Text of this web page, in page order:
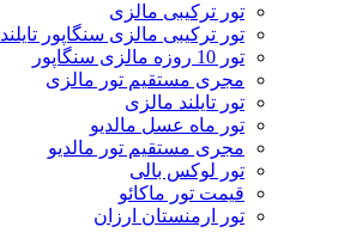
تور ترکیبی مالزی
تور ترکیبی مالزی سنگاپور تایلند
تور 10 روزه مالزی سنگاپور
مجری مستقیم تور مالزی
تور تایلند مالزی
تور ماه عسل مالدیو
مجری مستقیم تور مالدیو
تور لوکس بالی
قیمت تور ماکائو
تور ارمنستان ارزان